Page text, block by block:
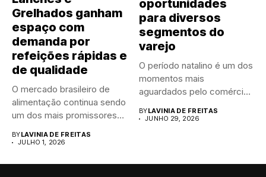
Grelhados ganham
espaço com
demanda por
refeições rápidas e
de qualidade
O mercado brasileiro de
alimentação continua sendo
um dos mais promissores
BYLAVINIA DE FREITAS
JULHO 1, 2026
oportunidades
para diversos
segmentos do
varejo
O período natalino é um dos
momentos mais
aguardados pelo comércio
BYLAVINIA DE FREITAS
JUNHO 29, 2026